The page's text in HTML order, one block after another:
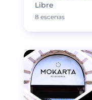
Libre
8 escenas